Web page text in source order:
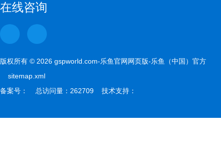
在线咨询
版权所有 © 2026 gspworld.com-乐鱼官网网页版-乐鱼（中国）官方
sitemap.xml
备案号： 总访问量：262709 技术支持：